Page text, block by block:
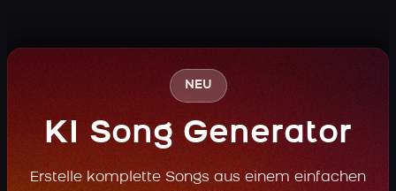
NEU
KI Song Generator
Erstelle komplette Songs aus einem einfachen